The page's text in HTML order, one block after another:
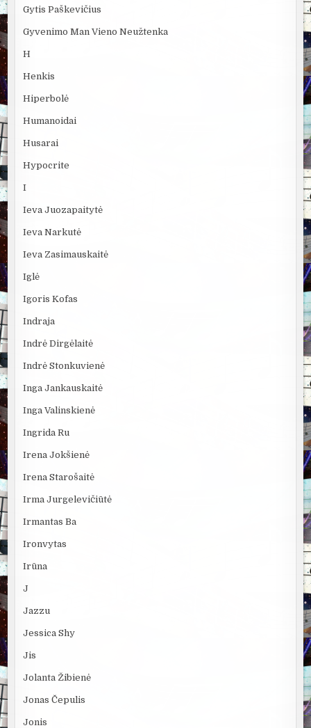
Gytis Paškevičius
Gyvenimo Man Vieno Neužtenka
H
Henkis
Hiperbolė
Humanoidai
Husarai
Hypocrite
I
Ieva Juozapaitytė
Ieva Narkutė
Ieva Zasimauskaitė
Iglė
Igoris Kofas
Indraja
Indrė Dirgėlaitė
Indrė Stonkuvienė
Inga Jankauskaitė
Inga Valinskienė
Ingrida Ru
Irena Jokšienė
Irena Starošaitė
Irma Jurgelevičiūtė
Irmantas Ba
Ironvytas
Irūna
J
Jazzu
Jessica Shy
Jis
Jolanta Žibienė
Jonas Čepulis
Jonis